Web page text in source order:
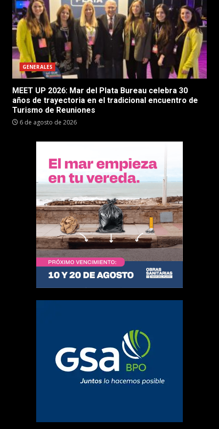
GENERALES
MEET UP 2026: Mar del Plata Bureau celebra 30
años de trayectoria en el tradicional encuentro de
Turismo de Reuniones
6 de agosto de 2026